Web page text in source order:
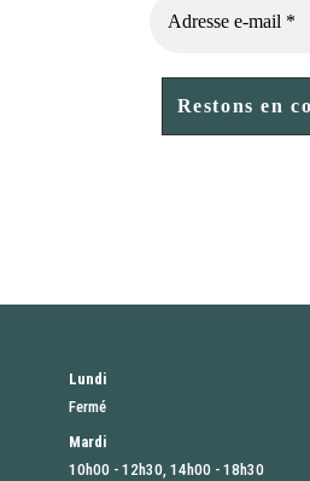
Lundi
Fermé
Mardi
10h00 - 12h30, 14h00 - 18h30